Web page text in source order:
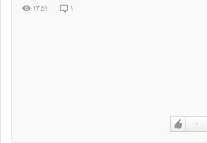
۱ ۱۳۵۱
۰